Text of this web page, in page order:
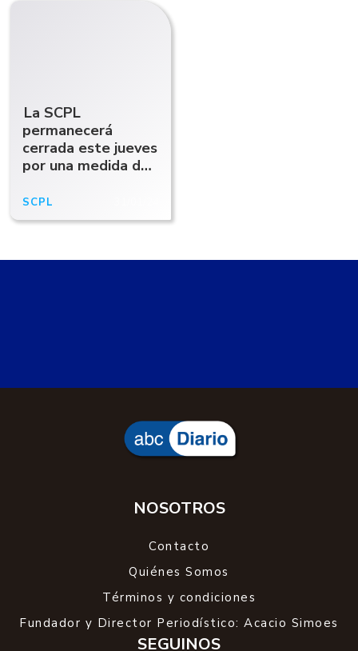
La SCPL
permanecerá
cerrada este jueves
por una medida de
SCPL
NOSOTROS
Contacto
Quiénes Somos
Términos y condiciones
Fundador y Director Periodístico: Acacio Simoes
SEGUINOS